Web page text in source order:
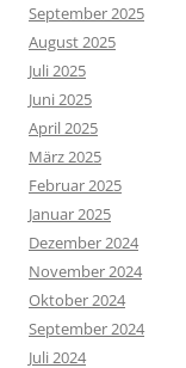
September 2025
August 2025
Juli 2025
Juni 2025
April 2025
März 2025
Februar 2025
Januar 2025
Dezember 2024
November 2024
Oktober 2024
September 2024
Juli 2024